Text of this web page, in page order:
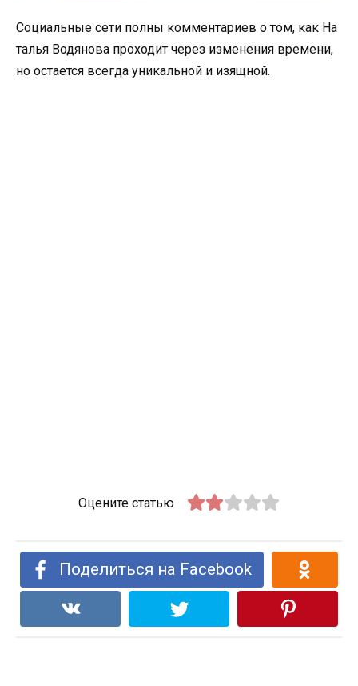
Социальные сети полны комментариев о том, как На
талья Водянова проходит через изменения времени,
но остается всегда уникальной и изящной.
Оцените статью
Поделиться на Facebook